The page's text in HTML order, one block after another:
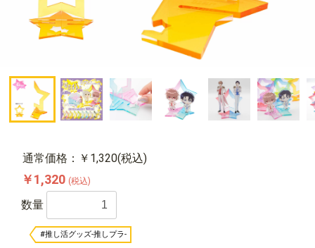
通常価格：￥1,320(税込)
￥1,320 (税込)
数量
#推し活グッズ-推しプラ-